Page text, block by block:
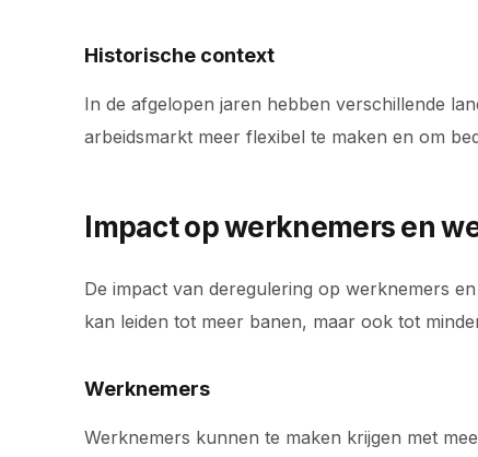
Historische context
In de afgelopen jaren hebben verschillende
arbeidsmarkt meer flexibel te maken en om
Impact op werknemers en
De impact van deregulering op werknemers
kan leiden tot meer banen, maar ook tot
Werknemers
Werknemers kunnen te maken krijgen met